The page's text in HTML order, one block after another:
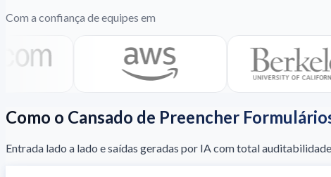
Com a confiança de equipes em
Como o Cansado de Preencher
Entrada lado a lado e saídas geradas por IA com total